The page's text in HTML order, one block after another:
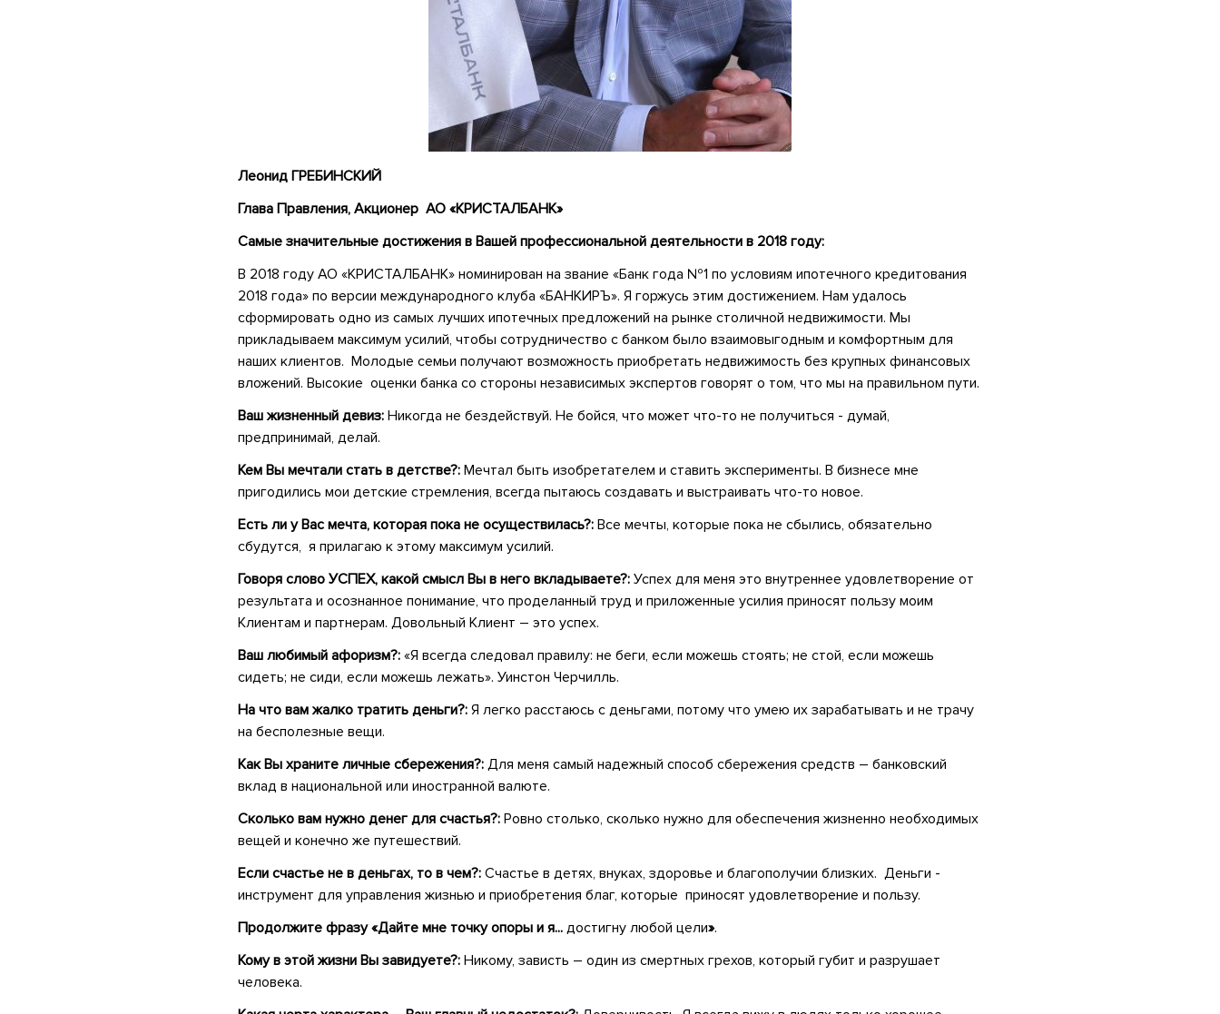
Леонид ГРЕБИНСКИЙ
Глава Правления, Акционер АО «КРИСТАЛБАНК»
Самые значительные достижения в Вашей профессиональной деятельности в 2018 году:
В 2018 году АО «КРИСТАЛБАНК» номинирован на звание «Банк года №1 по условиям ипотечного кредитования
2018 года» по версии международного клуба «БАНКИРЪ». Я горжусь этим достижением. Нам удалось
сформировать одно из самых лучших ипотечных предложений на рынке столичной недвижимости. Мы
прикладываем максимум усилий, чтобы сотрудничество с банком было взаимовыгодным и комфортным для
наших клиентов. Молодые семьи получают возможность приобретать недвижимость без крупных финансовых
вложений. Высокие оценки банка со стороны независимых экспертов говорят о том, что мы на правильном пути.
Ваш жизненный девиз: Никогда не бездействуй. Не бойся, что может что-то не получиться - думай,
предпринимай, делай.
Кем Вы мечтали стать в детстве?: Мечтал быть изобретателем и ставить эксперименты. В бизнесе мне
пригодились мои детские стремления, всегда пытаюсь создавать и выстраивать что-то новое.
Есть ли у Вас мечта, которая пока не осуществилась?: Все мечты, которые пока не сбылись, обязательно
сбудутся, я прилагаю к этому максимум усилий.
Говоря слово УСПЕХ, какой смысл Вы в него вкладываете?: Успех для меня это внутреннее удовлетворение от
результата и осознанное понимание, что проделанный труд и приложенные усилия приносят пользу моим
Клиентам и партнерам. Довольный Клиент – это успех.
Ваш любимый афоризм?: «Я всегда следовал правилу: не беги, если можешь стоять; не стой, если можешь
сидеть; не сиди, если можешь лежать». Уинстон Черчилль.
На что вам жалко тратить деньги?: Я легко расстаюсь с деньгами, потому что умею их зарабатывать и не трачу
на бесполезные вещи.
Как Вы храните личные сбережения?: Для меня самый надежный способ сбережения средств – банковский
вклад в национальной или иностранной валюте.
Сколько вам нужно денег для счастья?: Ровно столько, сколько нужно для обеспечения жизненно необходимых
вещей и конечно же путешествий.
Если счастье не в деньгах, то в чем?: Счастье в детях, внуках, здоровье и благополучии близких. Деньги -
инструмент для управления жизнью и приобретения благ, которые приносят удовлетворение и пользу.
Продолжите фразу «Дайте мне точку опоры и я... достигну любой цели».
Кому в этой жизни Вы завидуете?: Никому, зависть – один из смертных грехов, который губит и разрушает
человека.